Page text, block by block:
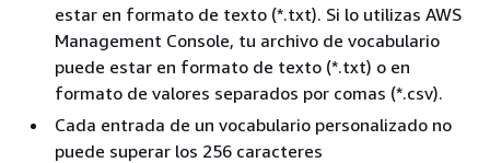
estar en formato de texto (*.txt). Si lo utilizas AWS
Management Console, tu archivo de vocabulario
puede estar en formato de texto (*.txt) o en
formato de valores separados por comas (*.csv).
Cada entrada de un vocabulario personalizado no
puede superar los 256 caracteres